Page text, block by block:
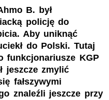
B. był
policję do
Aby uniknąć
do Polski. Tutaj
funkcjonariusze KGP
jeszcze zmylić
fałszywymi
znaleźli jeszcze przy